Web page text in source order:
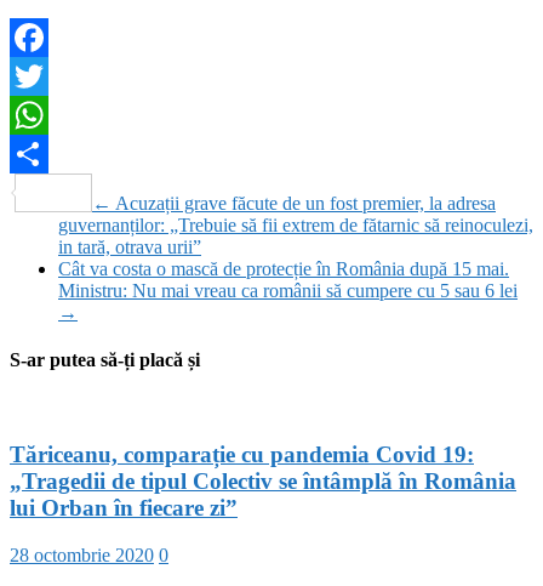
Facebook
Twitter
WhatsApp
Partajează
← Acuzații grave făcute de un fost premier, la adresa
guvernanților: „Trebuie să fii extrem de fătarnic să reinoculezi,
in tară, otrava urii”
Cât va costa o mască de protecție în România după 15 mai.
Ministru: Nu mai vreau ca românii să cumpere cu 5 sau 6 lei
→
S-ar putea să-ți placă și
Tăriceanu, comparație cu pandemia Covid 19:
„Tragedii de tipul Colectiv se întâmplă în România
lui Orban în fiecare zi”
28 octombrie 2020 0